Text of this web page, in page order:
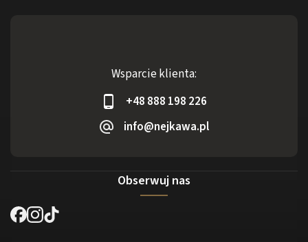
Wsparcie klienta:
+48 888 198 226
info@nejkawa.pl
Obserwuj nas